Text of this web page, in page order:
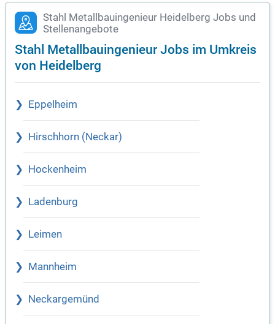
Stahl Metallbauingenieur Heidelberg Jobs und
Stellenangebote
Stahl Metallbauingenieur Jobs im Umkreis
von Heidelberg
Eppelheim
Hirschhorn (Neckar)
Hockenheim
Ladenburg
Leimen
Mannheim
Neckargemünd